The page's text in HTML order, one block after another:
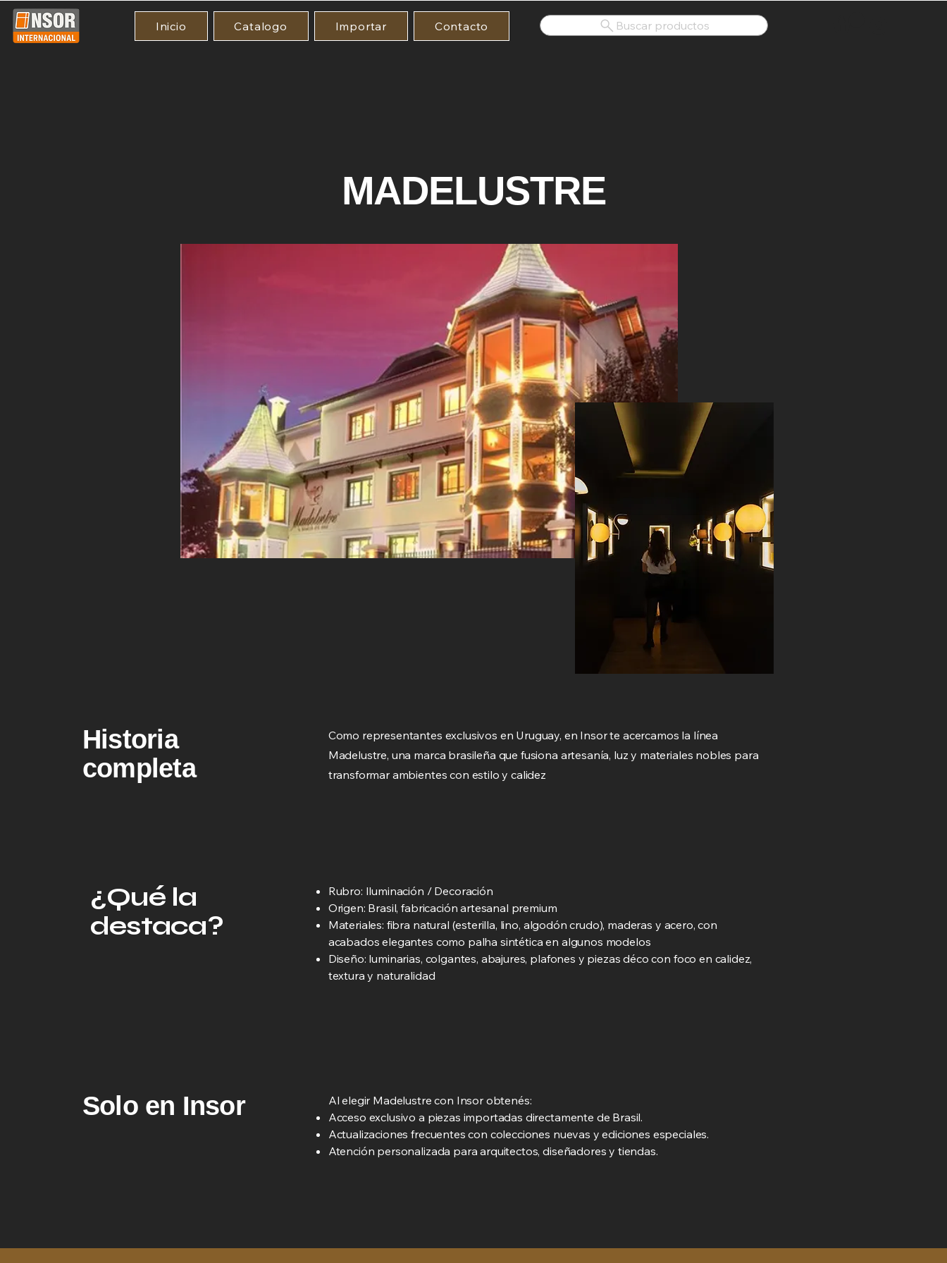
Buscar productos
Inicio Catalogo Importar Contacto
MADELUSTRE
Historia
completa
¿Qué la
destaca?
Solo en Insor
Como representantes exclusivos en Uruguay, en Insor te acercamos la línea
Madelustre, una marca brasileña que fusiona artesanía, luz y materiales nobles para
transformar ambientes con estilo y calidez
Rubro: Iluminación / Decoración
Origen: Brasil, fabricación artesanal premium
Materiales: fibra natural (esterilla, lino, algodón crudo), maderas y acero, con
acabados elegantes como palha sintética en algunos modelos
Diseño: luminarias, colgantes, abajures, plafones y piezas déco con foco en calidez,
textura y naturalidad
Al elegir Madelustre con Insor obtenés:
Acceso exclusivo a piezas importadas directamente de Brasil.
Actualizaciones frecuentes con colecciones nuevas y ediciones especiales.
Atención personalizada para arquitectos, diseñadores y tiendas.